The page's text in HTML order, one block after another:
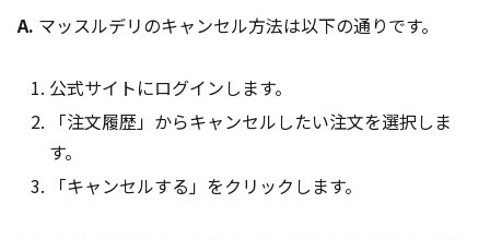
A. マッスルデリのキャンセル方法は以下の通りです。
公式サイトにログインします。
「注文履歴」からキャンセルしたい注文を選択しま
す。
「キャンセルする」をクリックします。